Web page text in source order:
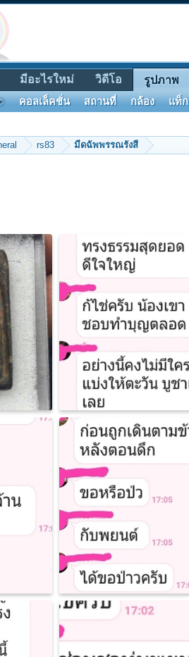
rs83 มีดฉัพพรรณรังสี
มีอะไรใหม่ วิดีโอ รูปภาพ
คอลเล็คชั่น สถานที่ กล้อง แท็ก